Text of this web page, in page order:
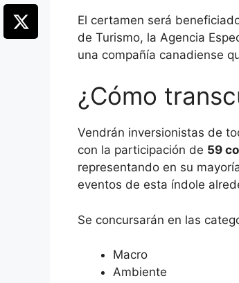
El certamen será
de Turismo, la Agencia
una compañía canadiense
¿Cómo
Vendrán inversionistas de
con la participación de 59
representando en su
eventos de esta índole
Se concursarán en las
Macro
Ambiente